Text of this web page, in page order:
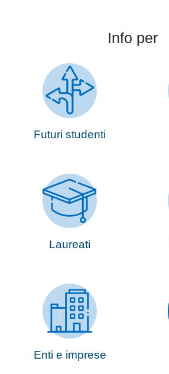
Info per
Futuri studenti
Laureati
Enti e imprese